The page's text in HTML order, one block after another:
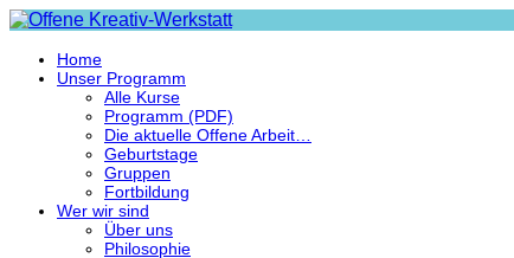
Home
Unser Programm
Alle Kurse
Programm (PDF)
Die aktuelle Offene Arbeit…
Geburtstage
Gruppen
Fortbildung
Wer wir sind
Über uns
Philosophie